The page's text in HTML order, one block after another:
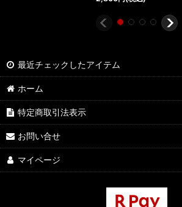
最近チェックしたアイテム
ホーム
特定商取引法表示
お問い合せ
マイページ